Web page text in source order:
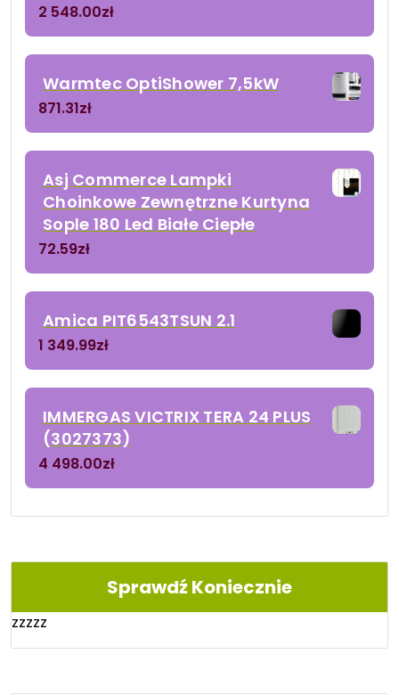
2 548.00zł
Warmtec OptiShower 7,5kW
871.31zł
Asj Commerce Lampki
Choinkowe Zewnętrzne Kurtyna
Sople 180 Led Białe Ciepłe
72.59zł
Amica PIT6543TSUN 2.1
1 349.99zł
IMMERGAS VICTRIX TERA 24 PLUS
(3027373)
4 498.00zł
Sprawdź Koniecznie
zzzzz